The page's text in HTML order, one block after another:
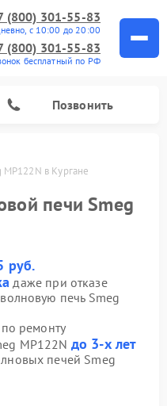
(800) 301-55-83
с 10:00 до 20:00
(800) 301-55-83
бесплатный по РФ
Позвонить
в Кургане
печи Smeg
руб.
даже при отказе
печь Smeg
ремонту
MP122N до 3-х лет
печей Smeg